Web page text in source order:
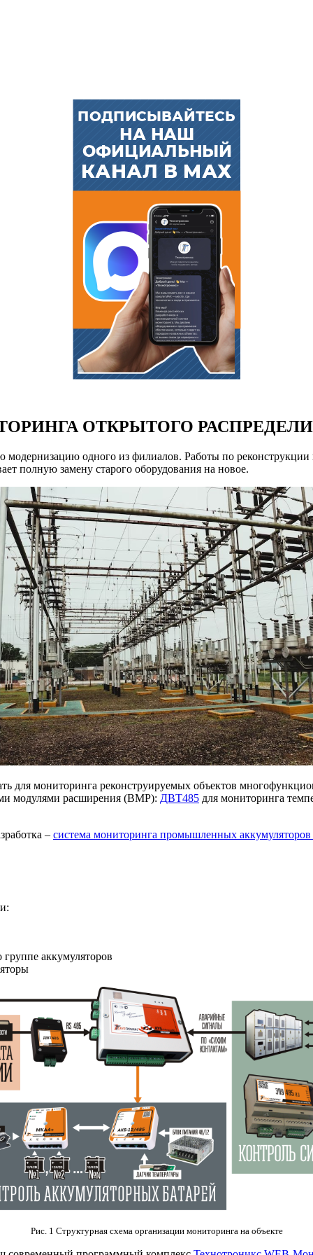
ОТКРЫТОГО
одного из филиалов. Работы по
полную замену старого оборудования на новое.
для мониторинга реконструируемых объектов
модулями расширения (ВМР): ДВТ485 для мониторинга
– система мониторинга промышленных
аккумуляторов
Рис. 1 Структурная схема организации мониторинга на объекте